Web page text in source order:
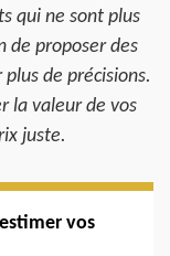
qui ne sont plus
de proposer des
de précisions.
la valeur de vos
juste.
vos